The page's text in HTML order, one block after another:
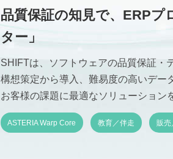
品質保証の知見で、ERP
ター」
SHIFTは、ソフトウェアの品質保証・
構想策定から導入、難易度の高いデー
お客様の課題に最適なソリューション
ASTERIA Warp Core 教育／伴走 販売